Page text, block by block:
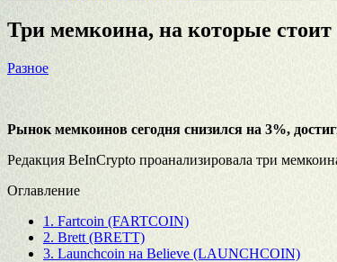
Три мемкоина, на которые стоит
Разное
Рынок мемкоинов сегодня снизился на 3%,
Редакция BeInCrypto проанализировала три
Оглавление
1. Fartcoin (FARTCOIN)
2. Brett (BRETT)
3. Launchcoin на Believe (LAUNCHCOIN)